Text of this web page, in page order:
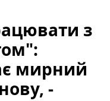
з
мирний
-